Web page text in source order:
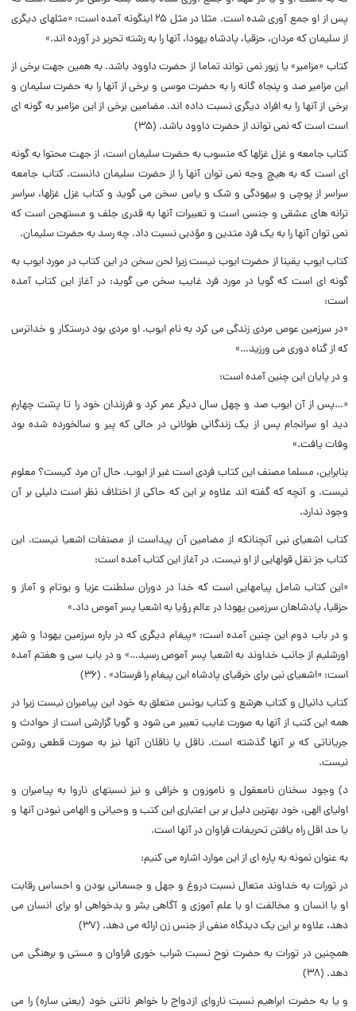
پس از او جمع آورى شده است. مثلا در مثل ۲۵ اینگونه آمده است: «مثلهاى دیگرى
از سلیمان که مردان، حزقیا، پادشاه یهودا، آنها را به رشته تحریر در آورده اند.»
کتاب «مزامیر» یا زبور نمى تواند تماما از حضرت داوود باشد. به همین جهت برخى از
این مزامیر صد و پنجاه گانه را به حضرت موسى و برخى از آنها را به حضرت سلیمان و
برخى از آنها را به افراد دیگرى نسبت داده اند. مضامین برخى از این مزامیر به گونه اى
است است که نمى تواند از حضرت داوود باشد. (۳۵)
کتاب جامعه و غزل غزلها که منسوب به حضرت سلیمان است، از جهت محتوا به گونه
اى است که به هیچ وجه نمى توان آنها را از حضرت سلیمان دانست. کتاب جامعه
سراسر از پوچى و بیهودگى و شک و یاس سخن مى گوید و کتاب غزل غزلها، سراسر
ترانه هاى عشقى و جنسى است و تعبیرات آنها به قدرى جلف و مستهجن است که
نمى توان آنها را به یک فرد متدین و مؤدبى نسبت داد. چه رسد به حضرت سلیمان.
کتاب ایوب یقینا از حضرت ایوب نیست زیرا لحن سخن در این کتاب در مورد ایوب به
گونه اى است که گویا در مورد فرد غایب سخن مى گوید: در آغاز این کتاب آمده
است:
«در سرزمین عوص مردى زندگى مى کرد به نام ایوب. او مردى بود درستکار و خداترس
که از گناه دورى مى ورزید…»
و در پایان این چنین آمده است:
«…پس از آن ایوب صد و چهل سال دیگر عمر کرد و فرزندان خود را تا پشت چهارم
دید او سرانجام پس از یک زندگانى طولانى در حالى که پیر و سالخورده شده بود
وفات یافت.»
بنابراین، مسلما مصنف این کتاب فردى است غیر از ایوب. حال آن مرد کیست؟ معلوم
نیست. و آنچه که گفته اند علاوه بر این که حاکى از اختلاف نظر است دلیلى بر آن
وجود ندارد.
کتاب اشعیاى نبى آنچنانکه از مضامین آن پیداست از مصنفات اشعیا نیست. این
کتاب جز نقل قولهایى از او نیست. در آغاز این کتاب آمده است:
«این کتاب شامل پیامهایى است که خدا در دوران سلطنت عزیا و یوتام و آماز و
حزقیا، پادشاهان سرزمین یهودا در عالم رؤیا به اشعیا پسر آموص داد.»
و در باب دوم این چنین آمده است: «پیغام دیگرى که در باره سرزمین یهودا و شهر
اورشلیم از جانب خداوند به اشعیا پسر آموص رسید…» و در باب سى و هفتم آمده
است: «اشعیاى نبى براى خرقیاى پادشاه این پیغام را فرستاد» . (۳۶)
کتاب دانیال و کتاب هرشع و کتاب یونس متعلق به خود این پیامبران نیست زیرا در
همه این کتب از آنها به صورت غایب تعبیر مى شود و گویا گزارشى است از حوادث و
جریاناتى که بر آنها گذشته است. ناقل یا ناقلان آنها نیز به صورت قطعى روشن
نیست.
د) وجود سخنان نامعقول و ناموزون و خرافى و نیز نسبتهاى ناروا به پیامبران و
اولیاى الهى، خود بهترین دلیل بر بى اعتبارى این کتب و وحیانى و الهامى نبودن آنها و
یا حد اقل راه یافتن تحریفات فراوان در آنها است.
به عنوان نمونه به پاره اى از این موارد اشاره مى کنیم:
در تورات به خداوند متعال نسبت دروغ و جهل و جسمانى بودن و احساس رقابت
او با انسان و مخالفت او با علم آموزى و آگاهى بشر و بدخواهى او براى انسان مى
دهد، علاوه بر این یک دیدگاه منفى از جنس زن ارائه مى دهد. (۳۷)
همچنین در تورات به حضرت نوح نسبت شراب خورى فراوان و مستى و برهنگى مى
دهد. (۳۸)
و یا به حضرت ابراهیم نسبت نارواى ازدواج با خواهر ناتنى خود (یعنى ساره) را مى